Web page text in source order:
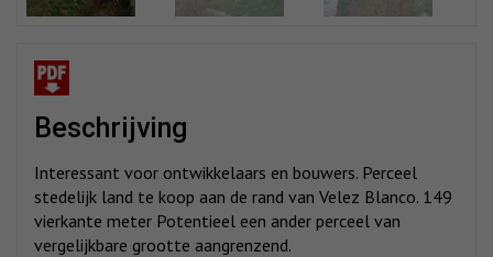
beschrijving
Interessant voor ontwikkelaars en bouwers. Perceel
stedelijk land te koop aan de rand van Velez Blanco. 149
vierkante meter Potentieel een ander perceel van
vergelijkbare grootte aangrenzend.